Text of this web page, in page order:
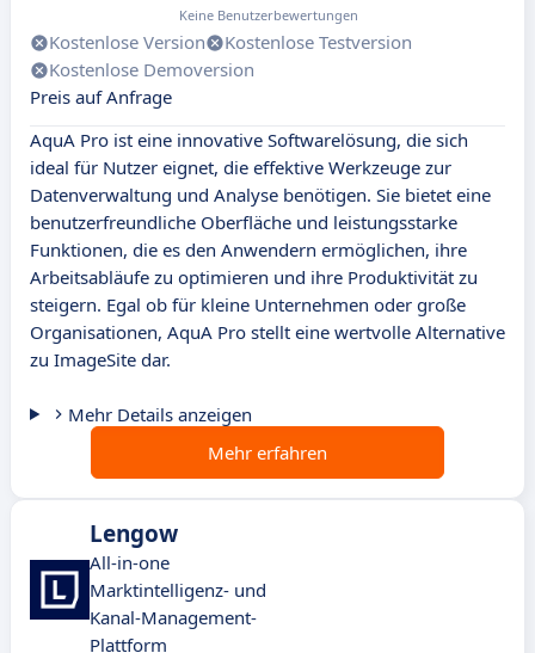
Keine Benutzerbewertungen
Kostenlose Version
Kostenlose Testversion
Kostenlose Demoversion
Preis auf Anfrage
AquA Pro ist eine innovative Softwarelösung, die sich
ideal für Nutzer eignet, die effektive Werkzeuge zur
Datenverwaltung und Analyse benötigen. Sie bietet eine
benutzerfreundliche Oberfläche und leistungsstarke
Funktionen, die es den Anwendern ermöglichen, ihre
Arbeitsabläufe zu optimieren und ihre Produktivität zu
steigern. Egal ob für kleine Unternehmen oder große
Organisationen, AquA Pro stellt eine wertvolle Alternative
zu ImageSite dar.
Mehr Details anzeigen
Mehr erfahren
Lengow
All-in-one
Marktintelligenz- und
Kanal-Management-
Plattform